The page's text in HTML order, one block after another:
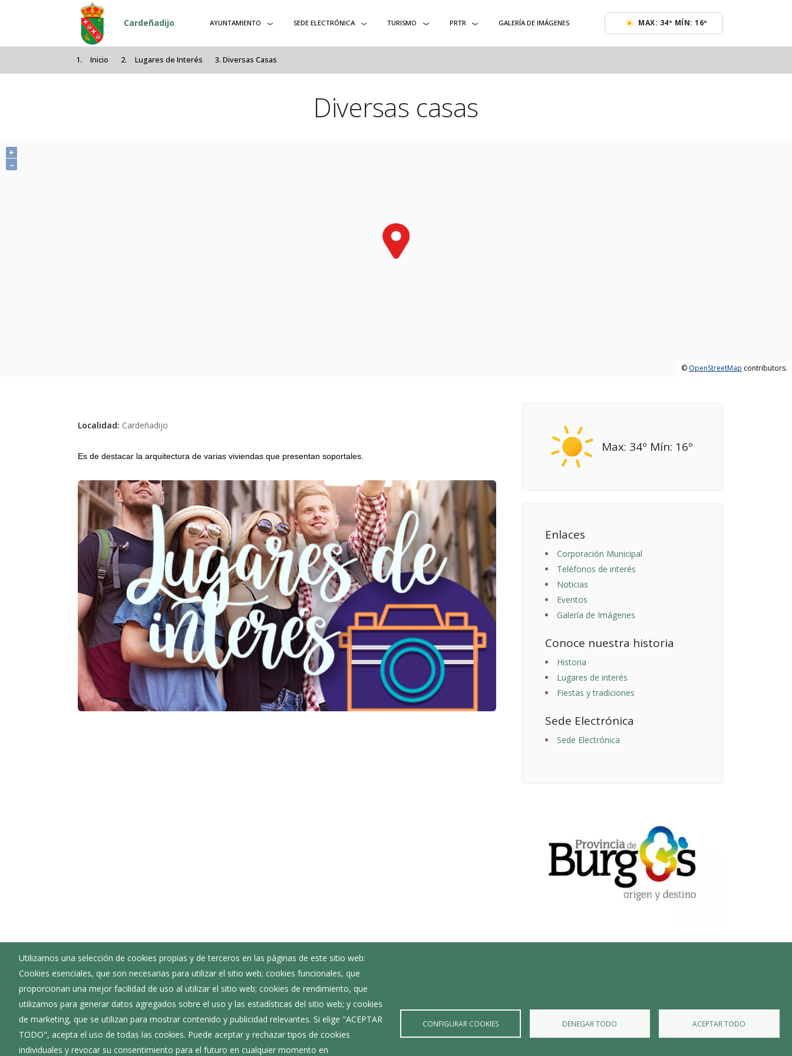
Pasar al contenido principal
Cardeñadijo AYUNTAMIENTO SEDE ELECTRÓNICA TURISMO PRTR GALERÍA DE IMÁGENES MAX: 34º MÍN: 16º
Inicio Lugares de Interés Diversas Casas
Diversas casas
+
–
© OpenStreetMap contributors.
Max: 34º Mín: 16º
Enlaces
Corporación Municipal
Teléfonos de interés
Noticias
Eventos
Galería de Imágenes
Conoce nuestra historia
Historia
Lugares de interés
Fiestas y tradiciones
Sede Electrónica
Sede Electrónica
Localidad: Cardeñadijo
Es de destacar la arquitectura de varias viviendas que presentan soportales.
Utilizamos una selección de cookies propias y de terceros en las páginas de este sitio web:
Cookies esenciales, que son necesarias para utilizar el sitio web; cookies funcionales, que
proporcionan una mejor facilidad de uso al utilizar el sitio web; cookies de rendimiento, que
utilizamos para generar datos agregados sobre el uso y las estadísticas del sitio web; y cookies
de marketing, que se utilizan para mostrar contenido y publicidad relevantes. Si elige "ACEPTAR
TODO", acepta el uso de todas las cookies. Puede aceptar y rechazar tipos de cookies
individuales y revocar su consentimiento para el futuro en cualquier momento en
CONFIGURAR COOKIES DENEGAR TODO ACEPTAR TODO
Ayuntamiento de Cardeñadijo
: Plaza Félix Pérez y Pérez 1 - 09194
: 947 290 063
: ayuntamiento@cardenadijo.es
Corporación Municipal
Teléfonos de interés